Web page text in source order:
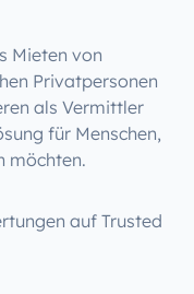
Mieten von
Privatpersonen
als Vermittler
für Menschen,
möchten.
auf Trusted